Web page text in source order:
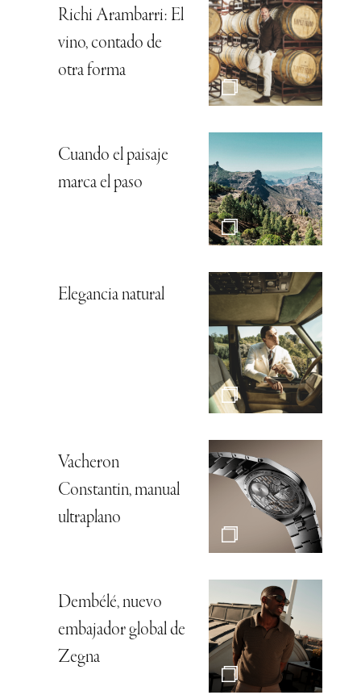
Richi Arambarri: El
vino, contado de
otra forma
Cuando el paisaje
marca el paso
Elegancia natural
Vacheron
Constantin, manual
ultraplano
Dembélé, nuevo
embajador global de
Zegna